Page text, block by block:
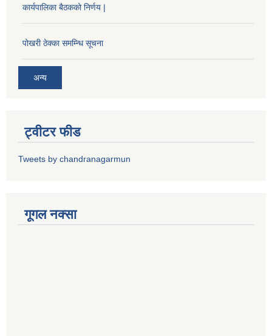
कार्यपालिका बैठकको निर्णय |
पोखरी ठेक्का समम्न्धि सूचना
अन्य
ट्वीटर फीड
Tweets by chandranagarmun
गूगल नक्सा